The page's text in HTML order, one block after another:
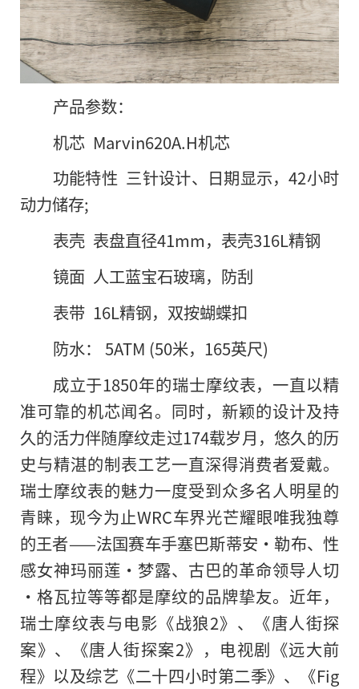
产品参数：
机芯 Marvin620A.H机芯
功能特性 三针设计、日期显示，42小时
动力储存;
表壳 表盘直径41mm，表壳316L精钢
镜面 人工蓝宝石玻璃，防刮
表带 16L精钢，双按蝴蝶扣
防水： 5ATM (50米，165英尺)
成立于1850年的瑞士摩纹表，一直以精
准可靠的机芯闻名。同时，新颖的设计及持
久的活力伴随摩纹走过174载岁月，悠久的历
史与精湛的制表工艺一直深得消费者爱戴。
瑞士摩纹表的魅力一度受到众多名人明星的
青睐，现今为止WRC车界光芒耀眼唯我独尊
的王者——法国赛车手塞巴斯蒂安·勒布、性
感女神玛丽莲·梦露、古巴的革命领导人切
·格瓦拉等等都是摩纹的品牌挚友。近年，
瑞士摩纹表与电影《战狼2》、《唐人街探
案》、《唐人街探案2》，电视剧《远大前
程》以及综艺《二十四小时第二季》、《Fig